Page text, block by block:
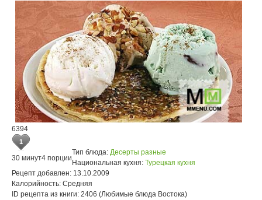
6394
1
30 минут4 порции
Тип блюда: Десерты разные
Национальная кухня: Турецкая кухня
Рецепт добавлен: 13.10.2009
Калорийность: Средняя
ID рецепта из книги: 2406 (Любимые блюда Востока)